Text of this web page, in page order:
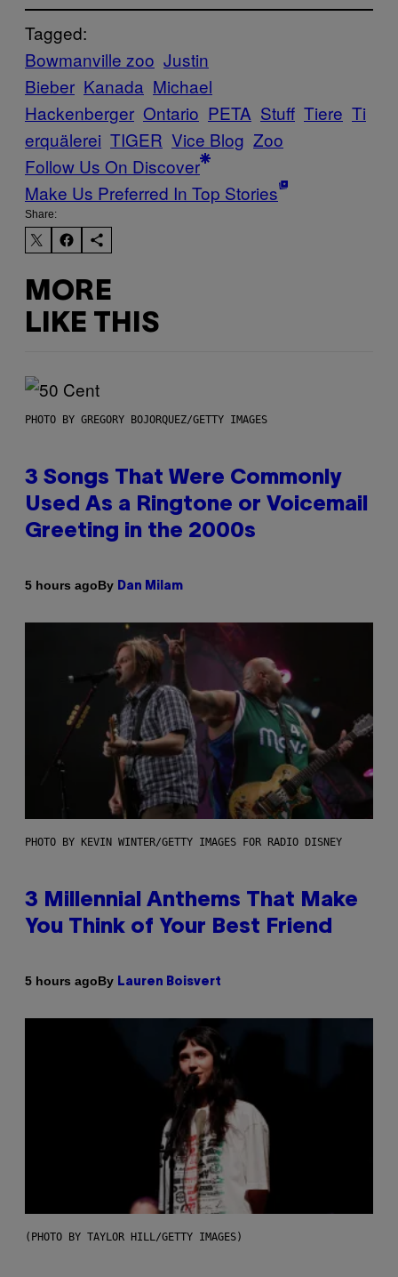
Tagged:
Bowmanville zoo Justin
Bieber Kanada Michael
Hackenberger Ontario PETA Stuff Tiere Ti
erquälerei TIGER Vice Blog Zoo
Follow Us On Discover
Make Us Preferred In Top Stories
Share:
MORE
LIKE THIS
PHOTO BY GREGORY BOJORQUEZ/GETTY IMAGES
3 Songs That Were Commonly
Used As a Ringtone or Voicemail
Greeting in the 2000s
5 hours agoBy Dan Milam
PHOTO BY KEVIN WINTER/GETTY IMAGES FOR RADIO DISNEY
3 Millennial Anthems That Make
You Think of Your Best Friend
5 hours agoBy Lauren Boisvert
(PHOTO BY TAYLOR HILL/GETTY IMAGES)